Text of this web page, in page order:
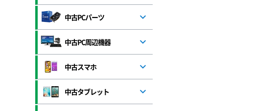
中古PCパーツ
中古PC周辺機器
中古スマホ
中古タブレット